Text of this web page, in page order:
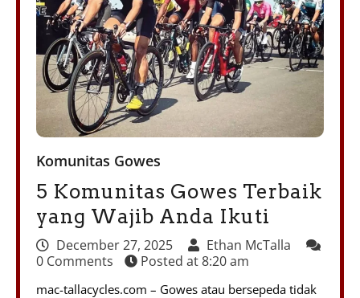
Komunitas Gowes
5 Komunitas Gowes Terbaik
yang Wajib Anda Ikuti
December 27, 2025
Ethan McTalla
0 Comments
Posted at8:20 am
mac-tallacycles.com – Gowes atau bersepeda tidak